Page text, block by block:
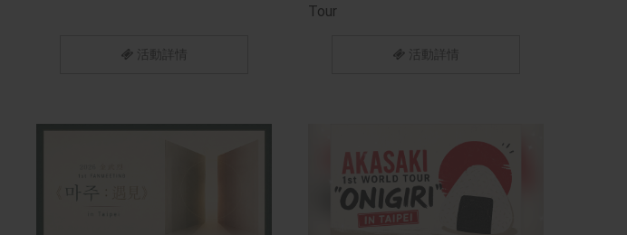
活動詳情
Tour
活動詳情